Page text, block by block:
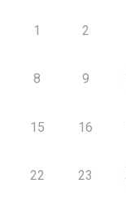
1 2
8 9
15 16
22 23